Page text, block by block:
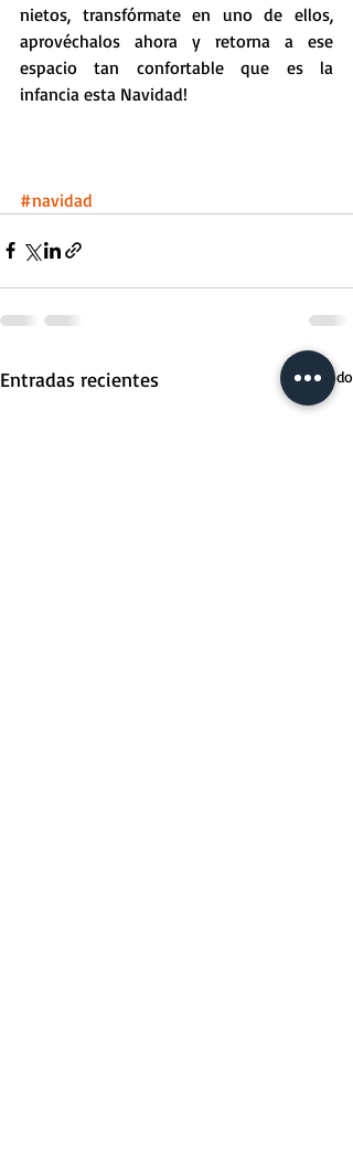
nietos, transfórmate en uno de ellos,
aprovéchalos ahora y retorna a ese
espacio tan confortable que es la
infancia esta Navidad!
#navidad
Entradas recientes Ver todo